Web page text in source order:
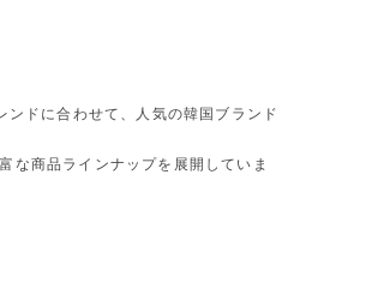
ドに合わせて、人気の韓国ブランド
な商品ラインナップを展開していま